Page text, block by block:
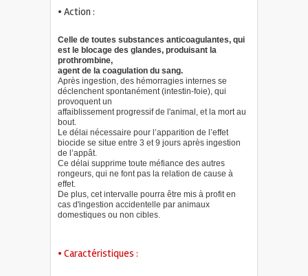
• Action :
Celle de toutes substances anticoagulantes, qui
est le blocage des glandes, produisant la
prothrombine,
agent de la coagulation du sang.
Après ingestion, des hémorragies internes se
déclenchent spontanément (intestin-foie), qui
provoquent un
affaiblissement progressif de l'animal, et la mort au
bout.
Le délai nécessaire pour l’apparition de l’effet
biocide se situe entre 3 et 9 jours après ingestion
de l’appât.
Ce délai supprime toute méfiance des autres
rongeurs, qui ne font pas la relation de cause à
effet.
De plus, cet intervalle pourra être mis à profit en
cas d'ingestion accidentelle par animaux
domestiques ou non cibles.
• Caractéristiques :